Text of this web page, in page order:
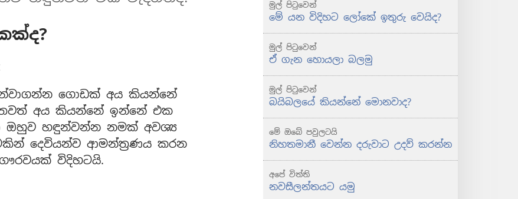
ගොඩක් අය කියන්නේ
අය කියන්නේ ඉන්නේ එක
ඔහුව හඳුන්වන්න නමක් අවශ්‍ය
දෙවියන්ව ආමන්ත්‍රණය කරන
විදිහටයි.
යන
ඉතුරු
වෙයිද?
යන
විදිහට
ඉතුරු
වෙයිද?
මුල් පිටුවෙන්
මේ යන විදිහට ලෝකේ ඉතුරු වෙයිද?
මුල් පිටුවෙන්
ඒ ගැන හොයලා බලමු
මුල් පිටුවෙන්
බයිබලයේ කියන්නේ මොනවාද?
මේ ඔබේ පවුලටයි
නිහතමානී වෙන්න දරුවාට උදව් කරන්න
අපේ විත්ති
නවසීලන්තයට යමු